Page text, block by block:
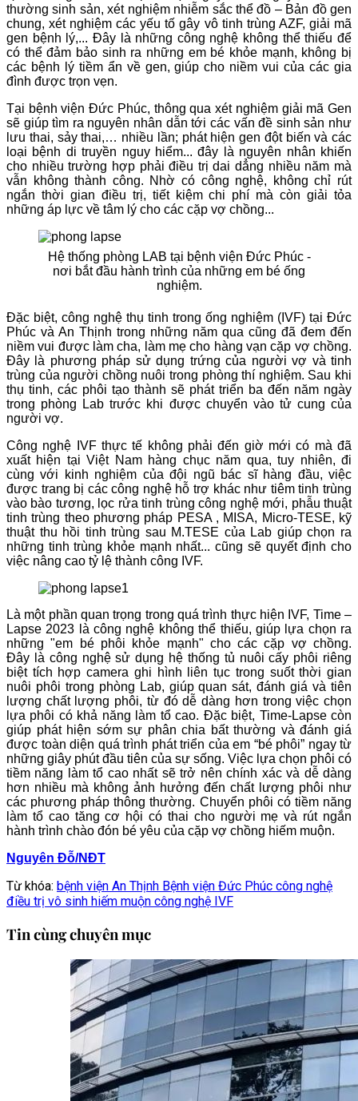
thường sinh sản, xét nghiệm nhiễm sắc thể đồ – Bản đồ gen
chung, xét nghiệm các yếu tố gây vô tinh trùng AZF, giải mã
gen bệnh lý,... Đây là những công nghệ không thể thiếu để
có thể đảm bảo sinh ra những em bé khỏe mạnh, không bị
các bệnh lý tiềm ẩn về gen, giúp cho niềm vui của các gia
đình được trọn vẹn.
Tại bệnh viện Đức Phúc, thông qua xét nghiệm giải mã Gen
sẽ giúp tìm ra nguyên nhân dẫn tới các vấn đề sinh sản như
lưu thai, sảy thai,… nhiều lần; phát hiện gen đột biến và các
loại bệnh di truyền nguy hiểm... đây là nguyên nhân khiến
cho nhiều trường hợp phải điều trị dai dẳng nhiều năm mà
vẫn không thành công. Nhờ có công nghệ, không chỉ rút
ngắn thời gian điều trị, tiết kiệm chi phí mà còn giải tỏa
những áp lực về tâm lý cho các cặp vợ chồng...
Hệ thống phòng LAB tại bệnh viện Đức Phúc -
nơi bắt đầu hành trình của những em bé ống
nghiệm.
Đặc biệt, công nghệ thụ tinh trong ống nghiệm (IVF) tại Đức
Phúc và An Thịnh trong những năm qua cũng đã đem đến
niềm vui được làm cha, làm mẹ cho hàng vạn cặp vợ chồng.
Đây là phương pháp sử dụng trứng của người vợ và tinh
trùng của người chồng nuôi trong phòng thí nghiệm. Sau khi
thụ tinh, các phôi tạo thành sẽ phát triển ba đến năm ngày
trong phòng Lab trước khi được chuyển vào tử cung của
người vợ.
Công nghệ IVF thực tế không phải đến giờ mới có mà đã
xuất hiện tại Việt Nam hàng chục năm qua, tuy nhiên, đi
cùng với kinh nghiệm của đội ngũ bác sĩ hàng đầu, việc
được trang bị các công nghệ hỗ trợ khác như tiêm tinh trùng
vào bào tương, lọc rửa tinh trùng công nghệ mới, phẫu thuật
tinh trùng theo phương pháp PESA , MISA, Micro-TESE, kỹ
thuật thu hồi tinh trùng sau M.TESE của Lab giúp chọn ra
những tinh trùng khỏe mạnh nhất... cũng sẽ quyết định cho
việc nâng cao tỷ lệ thành công IVF.
Là một phần quan trọng trong quá trình thực hiện IVF, Time –
Lapse 2023 là công nghệ không thể thiếu, giúp lựa chọn ra
những "em bé phôi khỏe mạnh" cho các cặp vợ chồng.
Đây là công nghệ sử dụng hệ thống tủ nuôi cấy phôi riêng
biệt tích hợp camera ghi hình liên tục trong suốt thời gian
nuôi phôi trong phòng Lab, giúp quan sát, đánh giá và tiên
lượng chất lượng phôi, từ đó dễ dàng hơn trong việc chọn
lựa phôi có khả năng làm tổ cao. Đặc biệt, Time-Lapse còn
giúp phát hiện sớm sự phân chia bất thường và đánh giá
được toàn diện quá trình phát triển của em “bé phôi” ngay từ
những giây phút đầu tiên của sự sống. Việc lựa chọn phôi có
tiềm năng làm tổ cao nhất sẽ trở nên chính xác và dễ dàng
hơn nhiều mà không ảnh hưởng đến chất lượng phôi như
các phương pháp thông thường. Chuyển phôi có tiềm năng
làm tổ cao tăng cơ hội có thai cho người mẹ và rút ngắn
hành trình chào đón bé yêu của cặp vợ chồng hiếm muộn.
Nguyên Đỗ/NĐT
Từ khóa: bệnh viện An Thịnh Bệnh viện Đức Phúc công nghệ
điều trị vô sinh hiếm muộn công nghệ IVF
Tin cùng chuyên mục